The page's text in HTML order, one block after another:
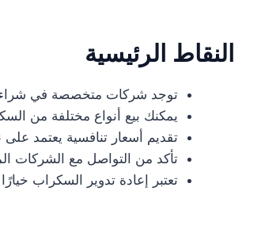
النقاط الرئيسية
توجد شركات متخصصة في شراء
يمكنك بيع أنواع مختلفة من
تقديم أسعار تنافسية يعتمد
تأكد من التواصل مع الشركات
تعتبر إعادة تدوير السكراب